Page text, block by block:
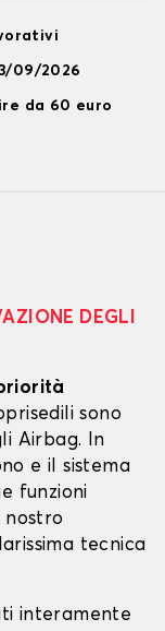
09/2026
da 60 euro
DEGLI
sono
Airbag. In
e il sistema
funzioni
nostro
tecnica
interamente